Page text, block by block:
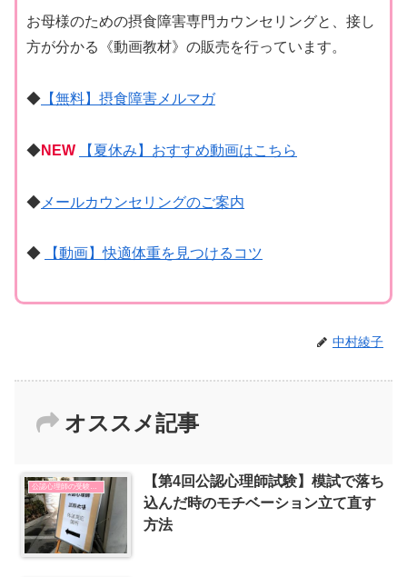
お母様のための摂食障害専門カウンセリングと、接し
方が分かる《動画教材》の販売を行っています。
◆ 【無料】摂食障害メルマガ
◆NEW 【夏休み】おすすめ動画はこちら
◆ メールカウンセリングのご案内
◆ 【動画】快適体重を見つけるコツ
中村綾子
オススメ記事
公認心理師の受験勉強
【第4回公認心理師試験】模試で落ち
込んだ時のモチベーション立て直す
方法